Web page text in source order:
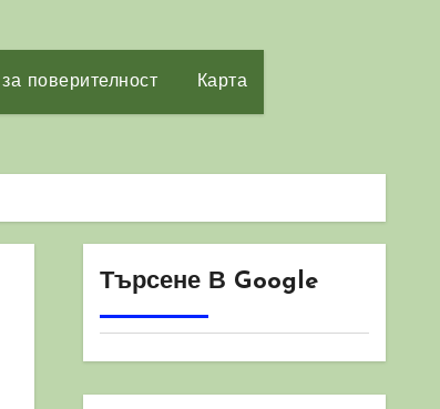
за поверителност Карта
Търсене В Google